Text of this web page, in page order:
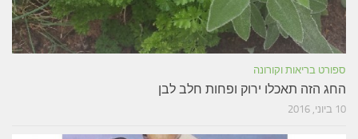
ספורט בריאות וקורונה
החג הזה תאכלו ירוק ופחות חלב לבן
10 ביוני, 2016